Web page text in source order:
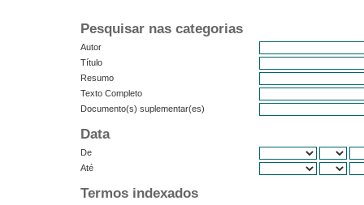
Pesquisar nas categorias
Autor
Título
Resumo
Texto Completo
Documento(s) suplementar(es)
Data
De
Até
Termos indexados